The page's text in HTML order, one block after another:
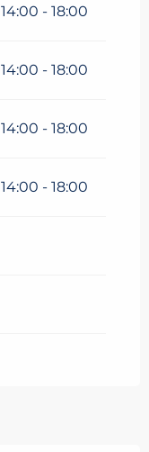
14:00 - 18:00
14:00 - 18:00
14:00 - 18:00
14:00 - 18:00